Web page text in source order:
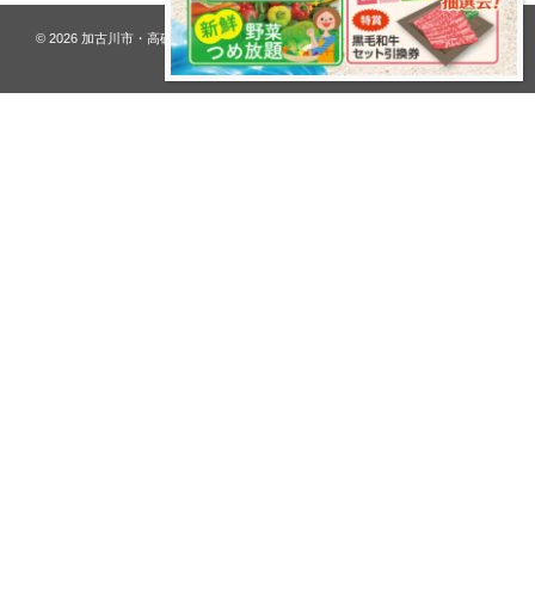
© 2026 加古川市・高砂市 夢リフォーム ウオハシ – 創業128年の老舗. All rights
reserved.